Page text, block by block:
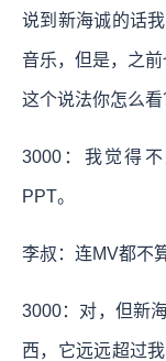
说到新海诚的话
音乐，但是，之前
这个说法你怎么看
3000：我觉得
PPT。
李叔：连MV都不
3000：对，但新
西，它远远超过